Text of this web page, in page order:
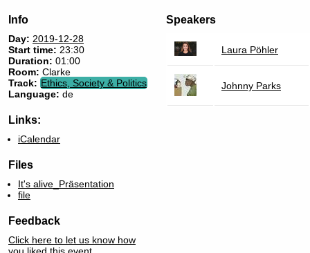
Info
Day: 2019-12-28
Start time: 23:30
Duration: 01:00
Room: Clarke
Track: Ethics, Society & Politics
Language: de
Links:
iCalendar
Files
It's alive_Präsentation
file
Feedback
Click here to let us know how
Speakers
Laura Pöhler
Johnny Parks